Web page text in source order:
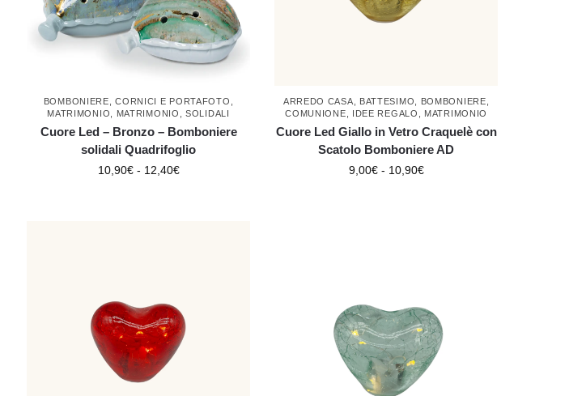
BOMBONIERE ,CORNICI E PORTAFOTO
MATRIMONIO
MATRIMONIO ,SOLIDALI
Cuore Led – Bronzo – Bomboniere
solidali Quadrifoglio
10,90€ - 12,40€
ARREDO CASA BATTESIMO BOMBONIERE
COMUNIONE
IDEE REGALO MATRIMONIO
Cuore Led Giallo in Vetro Craquelè con
Scatolo Bomboniere AD
9,00€ - 10,90€